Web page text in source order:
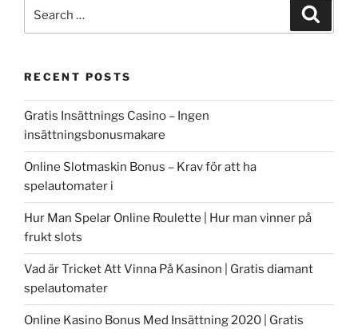
for:
RECENT POSTS
Gratis Insättnings Casino – Ingen
insättningsbonusmakare
Online Slotmaskin Bonus – Krav för att ha
spelautomater i
Hur Man Spelar Online Roulette | Hur man vinner på
frukt slots
Vad är Tricket Att Vinna På Kasinon | Gratis diamant
spelautomater
Online Kasino Bonus Med Insättning 2020 | Gratis